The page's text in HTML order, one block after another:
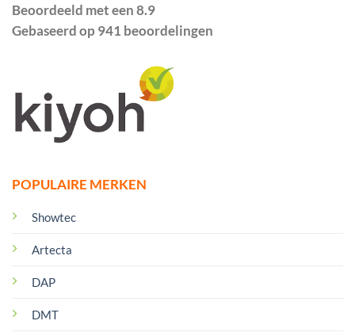
POPULAIRE MERKEN
Showtec
Artecta
DAP
DMT
Beoordeeld met een 8.9
Gebaseerd op 941 beoordelingen